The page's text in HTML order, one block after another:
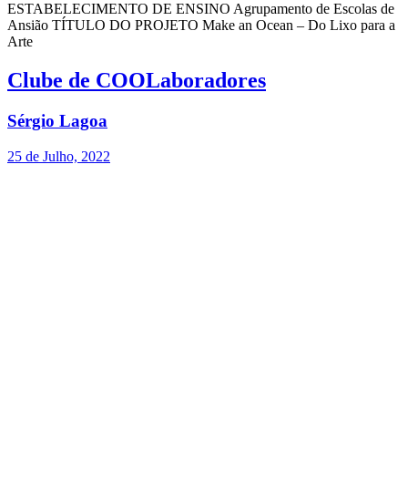
ESTABELECIMENTO DE ENSINO Agrupamento de Escolas de
Ansião TÍTULO DO PROJETO Make an Ocean – Do Lixo para a
Arte
Clube de COOLaboradores
Sérgio Lagoa
25 de Julho, 2022